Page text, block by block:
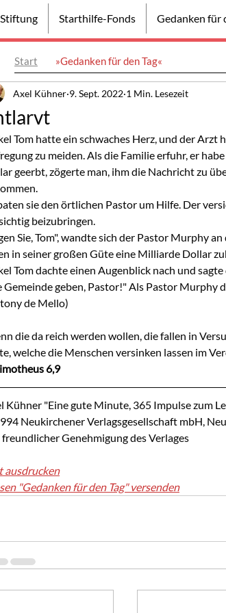
Starthilfe-Fonds Gedanken für
Start »Gedanken für den Tag«
Axel Kühner 9. Sept. 2022 1 Min. Lesezeit
Tom hatte ein schwaches Herz, und der
zu meiden. Als die Familie erfuhr, er
geerbt, zögerte man, ihm die Nachricht zu
sie den örtlichen Pastor um Hilfe. Der
beizubringen.
Sie, Tom", wandte sich der Pastor Murphy
in seiner großen Güte eine Milliarde Dollar
Tom dachte einen Augenblick nach und
Gemeinde geben, Pastor!" Als Pastor Murphy
de Mello)
die da reich werden wollen, die fallen in
welche die Menschen versinken lassen im
6,9
Kühner "Eine gute Minute, 365 Impulse zum
Neukirchener Verlagsgesellschaft mbH,
Genehmigung des Verlages
ausdrucken
"Gedanken für den Tag" versenden